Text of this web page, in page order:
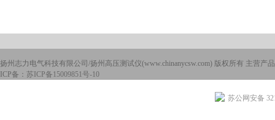
扬州志力电气科技有限公司/扬州高压测试仪(www.chinanycsw.com) 版权所有 主营产
ICP备： 苏ICP备15009851号-10
苏公网安备